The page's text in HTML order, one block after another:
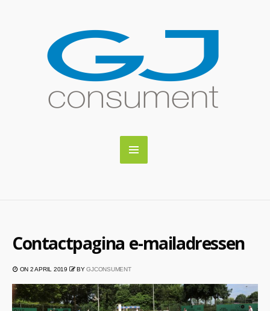
Contactpagina e-mailadressen
ON 2 APRIL 2019 BYGJCONSUMENT